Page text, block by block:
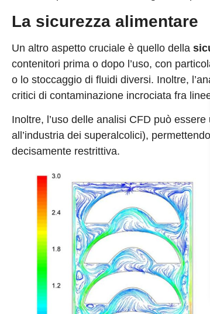
La sicurezza alimentare
Un altro aspetto cruciale è quello della
contenitori prima o dopo l’uso, con
o lo stoccaggio di fluidi diversi. Inoltre,
critici di contaminazione incrociata fra
Inoltre, l’uso delle analisi CFD può
all’industria dei superalcolici),
decisamente restrittiva.